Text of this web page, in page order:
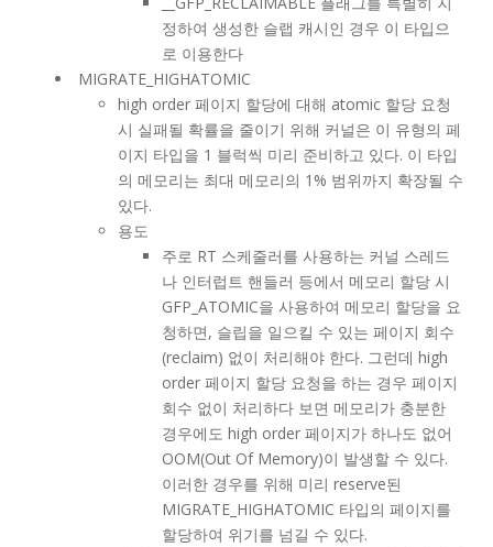
정하여 생성한 슬랩 캐시인 경우 이 타입으
로 이용한다
MIGRATE_HIGHATOMIC
high order 페이지 할당에 대해 atomic 할당 요청
시 실패될 확률을 줄이기 위해 커널은 이 유형의 페
이지 타입을 1 블럭씩 미리 준비하고 있다. 이 타입
의 메모리는 최대 메모리의 1% 범위까지 확장될 수
있다.
용도
주로 RT 스케줄러를 사용하는 커널 스레드
나 인터럽트 핸들러 등에서 메모리 할당 시
GFP_ATOMIC을 사용하여 메모리 할당을 요
청하면, 슬립을 일으킬 수 있는 페이지 회수
(reclaim) 없이 처리해야 한다. 그런데 high
order 페이지 할당 요청을 하는 경우 페이지
회수 없이 처리하다 보면 메모리가 충분한
경우에도 high order 페이지가 하나도 없어
OOM(Out Of Memory)이 발생할 수 있다.
이러한 경우를 위해 미리 reserve된
MIGRATE_HIGHATOMIC 타입의 페이지를
할당하여 위기를 넘길 수 있다.